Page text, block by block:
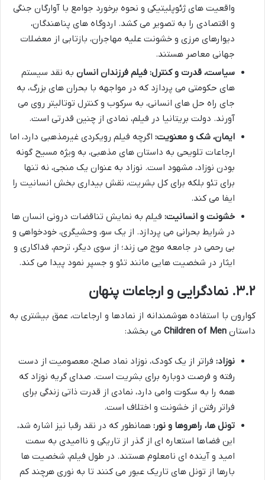
واقعیت های ژئوپلیتیکی و نحوه برخورد جوامع با آوارگان جنگی
و اقتصادی را به تصویر می کشد. اردوگاه های پناهندگان،
دیوارهای مرزی و خشونت علیه مهاجران، بازتابی از معضلات
جهانی معاصر هستند.
سیاست، قدرت و کنترل: فیلم فرزندان انسان به نقد سیستم
های حکومتی می پردازد که در مواجهه با بحران های بزرگ، به
جای راه حل های انسانی، به سرکوب و کنترل توتالیتر روی می
آورند. دولت بریتانیا در فیلم، نمادی از چنین قدرتی است.
ایمان، شک و معنویت: اگرچه فیلم رویکردی غیرمذهبی دارد، اما
ارجاعات تلویحی به داستان های مذهبی، به ویژه مسیح گونه
بودن نوزاد، مشهود است. نوزاد به عنوان یک منجی، نه تنها
برای تئو بلکه برای کل بشریت، نقش بیداری بخش انسانیت را
ایفا می کند.
خشونت و انسانیت: فیلم به نمایش تناقضات درونی انسان ها
در شرایط بحرانی می پردازد. از یک سو، وحشیگری، خودخواهی و
بی رحمی در جامعه موج می زند؛ از سوی دیگر، ترحم، فداکاری و
ایثار در شخصیت هایی مانند تئو و جسپر نمود پیدا می کند.
۳.۲. نمادگرایی و ارجاعات پنهان
کوارون با استفاده هوشمندانه از نمادها و ارجاعات، عمق بیشتری به
داستان Children of Men می بخشد:
نوزاد: فراتر از یک کودک، نوزاد نماد صلح، معصومیت از دست
رفته و فرصت دوباره برای بشریت است. صدای گریه نوزاد که
همه را به سکوت وامی دارد، نمادی از قدرت ذاتی زندگی برای
فراتر رفتن از خشونت و اختلاف است.
تونل ها، راهروها و نور: همانطور که در نقد رقبا نیز اشاره شد،
این فضاها استعاره ای از گذر از تاریکی و ناامیدی به سمت
امید و آینده ای نامعلوم هستند. در طول فیلم، شخصیت ها
بارها از تونل های تاریک عبور می کنند تا به نوری هرچند کم